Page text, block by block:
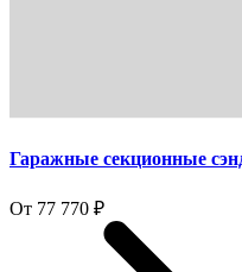
Гаражные секционные
От 77 770 ₽